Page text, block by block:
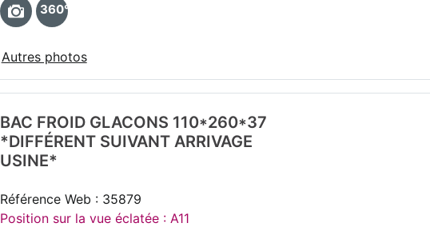
360°
Autres photos
BAC FROID GLACONS 110*260*37
*DIFFÉRENT SUIVANT ARRIVAGE
USINE*
Référence Web : 35879
Position sur la vue éclatée : A11